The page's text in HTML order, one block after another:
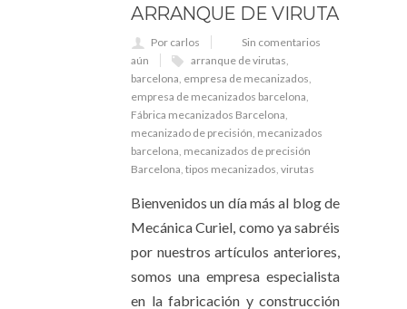
ARRANQUE DE VIRUTA
Por carlos
Sin comentarios
aún
arranque de virutas
barcelona empresa de mecanizados
empresa de mecanizados barcelona
Fábrica mecanizados Barcelona
mecanizado de precisión mecanizados
barcelona mecanizados de precisión
Barcelona tipos mecanizados virutas
Bienvenidos un día más al blog de
Mecánica Curiel, como ya sabréis
por nuestros artículos anteriores,
somos una empresa especialista
en la fabricación y construcción